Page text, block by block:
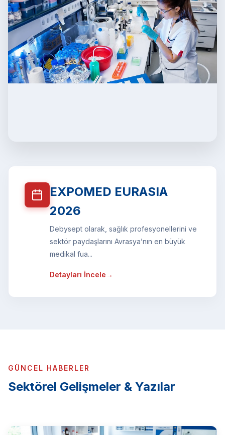
EXPOMED EURASIA
2026
Debysept olarak, sağlık profesyonellerini ve
sektör paydaşlarını Avrasya’nın en büyük
medikal fua...
Detayları İncele→
GÜNCEL HABERLER
Sektörel Gelişmeler & Yazılar